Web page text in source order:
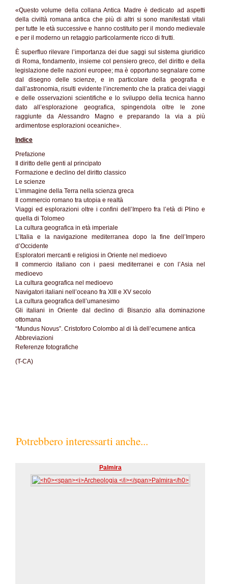
«Questo volume della collana Antica Madre è dedicato ad aspetti
della civiltà romana antica che più di altri si sono manifestati vitali
per tutte le età successive e hanno costituito per il mondo medievale
e per il moderno un retaggio particolarmente ricco di frutti.
È superfluo rilevare l’importanza dei due saggi sul sistema giuridico
di Roma, fondamento, insieme col pensiero greco, del diritto e della
legislazione delle nazioni europee; ma è opportuno segnalare come
dal disegno delle scienze, e in particolare della geografia e
dall’astronomia, risulti evidente l’incremento che la pratica dei viaggi
e delle osservazioni scientifiche e lo sviluppo della tecnica hanno
dato all’esplorazione geografica, spingendola oltre le zone
raggiunte da Alessandro Magno e preparando la via a più
ardimentose esplorazioni oceaniche».
Indice
Prefazione
Il diritto delle genti al principato
Formazione e declino del diritto classico
Le scienze
L’immagine della Terra nella scienza greca
Il commercio romano tra utopia e realtà
Viaggi ed esplorazioni oltre i confini dell’Impero fra l’età di Plino e
quella di Tolomeo
La cultura geografica in età imperiale
L’Italia e la navigazione mediterranea dopo la fine dell’Impero
d’Occidente
Esploratori mercanti e religiosi in Oriente nel medioevo
Il commercio italiano con i paesi mediterranei e con l’Asia nel
medioevo
La cultura geografica nel medioevo
Navigatori italiani nell’oceano fra XIII e XV secolo
La cultura geografica dell’umanesimo
Gli italiani in Oriente dal declino di Bisanzio alla dominazione
ottomana
“Mundus Novus”. Cristoforo Colombo al di là dell’ecumene antica
Abbreviazioni
Referenze fotografiche
(T-CA)
Potrebbero interessarti anche...
Palmira